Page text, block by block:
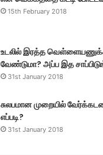
15th February 2018
உடலில் இரத்த
வேண்டுமா? அப்ப இத
31st January 2018
சுலபமான முறையில்
எப்படி?
31st January 2018